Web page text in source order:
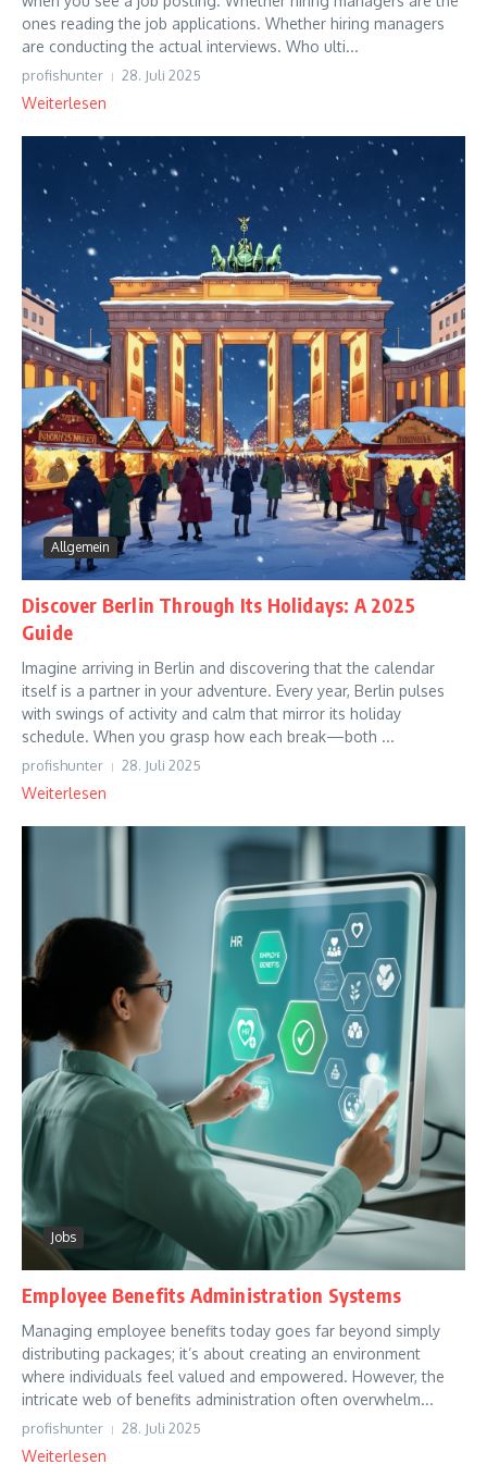
ones reading the job applications. Whether hiring managers
are conducting the actual interviews. Who ulti...
profishunter 28. Juli 2025
Weiterlesen
Allgemein
Discover Berlin Through Its Holidays: A 2025
Guide
Imagine arriving in Berlin and discovering that the calendar
itself is a partner in your adventure. Every year, Berlin pulses
with swings of activity and calm that mirror its holiday
schedule. When you grasp how each break—both ...
profishunter 28. Juli 2025
Weiterlesen
Jobs
Employee Benefits Administration Systems
Managing employee benefits today goes far beyond simply
distributing packages; it’s about creating an environment
where individuals feel valued and empowered. However, the
intricate web of benefits administration often overwhelm...
profishunter 28. Juli 2025
Weiterlesen